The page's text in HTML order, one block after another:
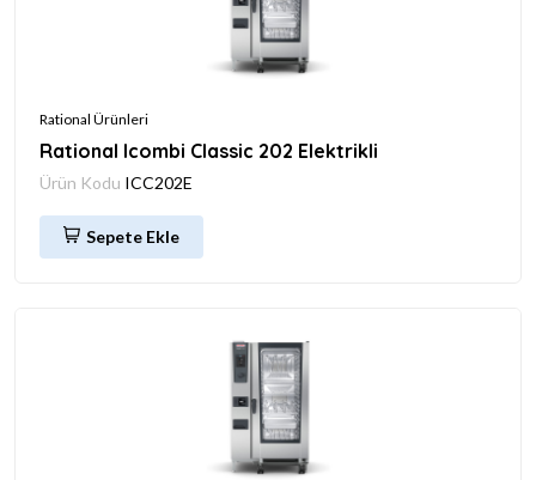
Rational Ürünleri
Rational Icombi Classic 202 Elektrikli
Ürün Kodu ICC202E
Sepete Ekle